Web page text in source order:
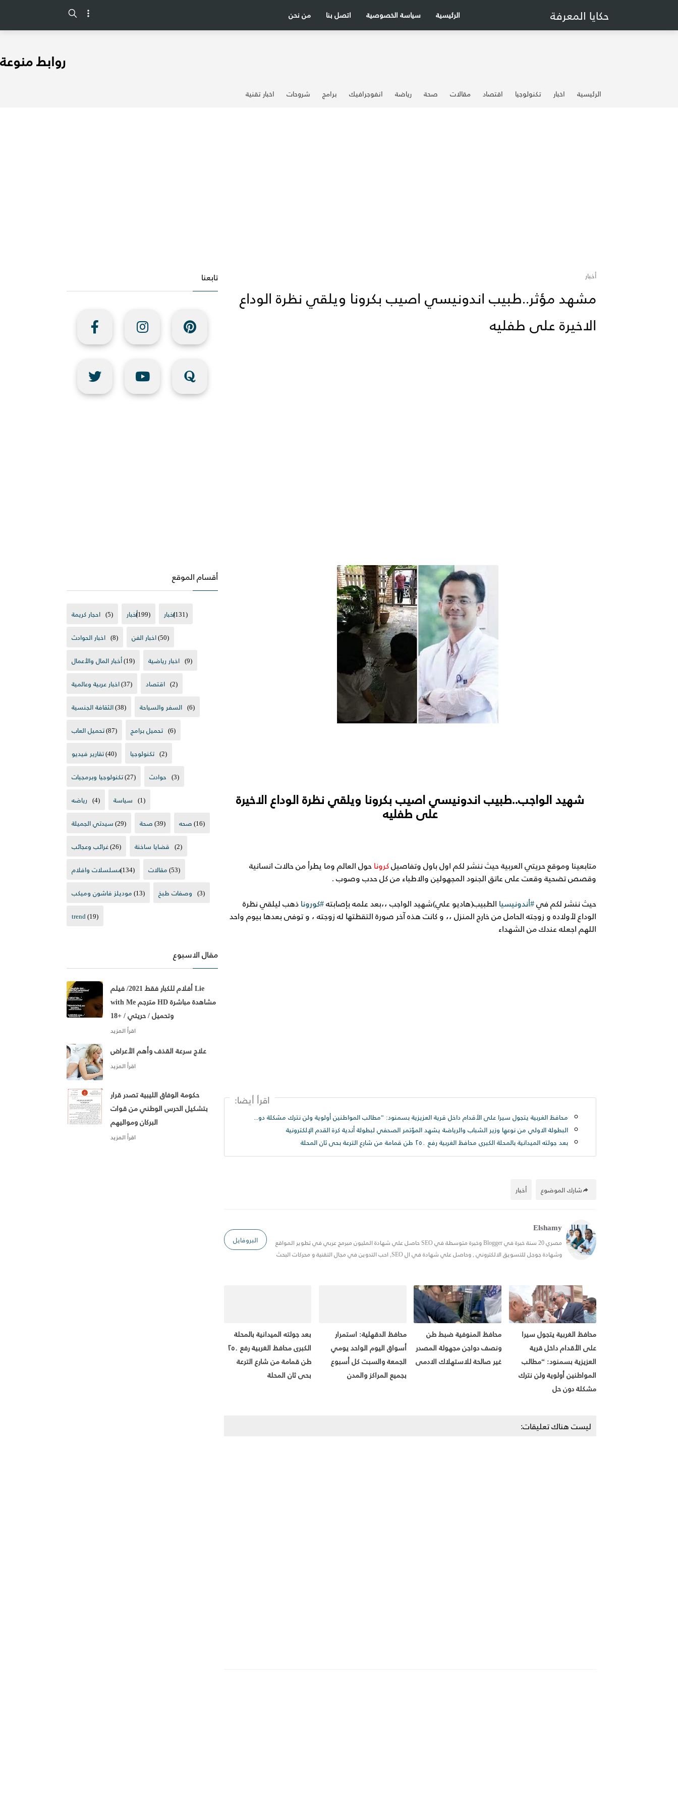
حكايا المعرفة من نحن اتصل بنا سياسة الخصوصية الرئيسية
روابط منوعة
الرئيسية اخبار تكنولوجيا اقتصاد مقالات صحة رياضة انفوجرافيك برامج شروحات اخبار تقنية
أخبار
مشهد مؤثر..طبيب اندونيسي اصيب بكرونا ويلقي نظرة الوداع
الاخيرة على طفليه
شهيد الواجب..طبيب اندونيسي اصيب بكرونا ويلقي نظرة الوداع الاخيرة
على طفليه
متابعينا وموقع حريتي العربية حيث ننشر لكم اول باول وتفاصيلكروناحول العالم وما يطرأ من حالات انسانية
وقصص تضحية وقعت على عاتق الجنود المجهولين والاطباء من كل حدب وصوب .
حيث ننشر لكم في#أندونيسياالطبيب(هاديو علي)شهيد الواجب ،،بعد علمه بإصابته#كوروناذهب ليلقي نظرة
الوداع لأولاده و زوجته الحامل من خارج المنزل ،، و كانت هذه آخر صورة التقطتها له زوجته ، و توفى بعدها بيوم واحد
اللهم اجعله عندك من الشهداء
اقرأ أيضا:
محافظ الغربية يتجول سيرا على الأقدام داخل قرية العزيزية بسمنود: “مطالب المواطنين أولوية ولن نترك مشكلة دون حل
البطولة الاولي من نوعها وزير الشباب والرياضة يشهد المؤتمر الصحفي لبطولة أندية كرة القدم الإلكترونية
بعد جولته الميدانية بالمحلة الكبرى محافظ الغربية رفع ٢٥٠ طن قمامة من شارع الترعة بحى ثان المحلة
أخبار شارك الموضوع
Elshamy
مصري 20 سنة خبرة في Blogger وخبرة متوسطة في SEO حاصل علي شهادة المليون مبرمج عربي في تطوير المواقع
وشهادة جوجل للتسويق الالكتروني , وحاصل علي شهادة في ال SEO, احب التدوين في مجال التقنية و محركات البحث
البروفايل
بعد جولته الميدانية بالمحلة
الكبرى محافظ الغربية رفع ٢٥٠
طن قمامة من شارع الترعة
بحى ثان المحلة
محافظ الدقهلية: استمرار
أسواق اليوم الواحد يومي
الجمعة والسبت كل أسبوع
بجميع المراكز والمدن
محافظ المنوفية ضبط طن
ونصف دواجن مجهولة المصدر
غير صالحة للاستهلاك الادمى
محافظ الغربية يتجول سيرا
على الأقدام داخل قرية
العزيزية بسمنود: “مطالب
المواطنين أولوية ولن نترك
مشكلة دون حل
ليست هناك تعليقات:
تابعنا
أقسام الموقع
احجار كريمة (5) أخبار(199) اخبار(131)
اخبار الحوادث (8) اخبار الفن(50)
أخبار المال والأعمال(19) اخبار رياضية (9)
اخبار عربية وعالمية(37) اقتصاد (2)
الثقافة الجنسية(38) السفر والسياحة (6)
تحميل العاب(87) تحميل برامج (6)
تقارير فيديو(40) تكنولوجيا (2)
تكنولوجيا وبرمجيات(27) حوادث (3)
رياضه (4) سياسة (1)
سيدتي الجميلة(29) صحة(39) صحه(16)
غرائب وعجائب(26) قضايا ساخنة (2)
مسلسلات وافلام(134) مقالات(53)
موديلز فاشون وميكب(13) وصفات طبخ (3)
trend(19)
مقال الاسبوع
أفلام للكبار فقط 2021/ فيلم Lie
with Me مترجم HD مشاهدة مباشرة
وتحميل / حريتي / +18
علاج سرعة القذف وأهم الأعراض
حكومة الوفاق الليبية تصدر قرار
بتشكيل الحرس الوطني من قوات
البركان ومواليهم